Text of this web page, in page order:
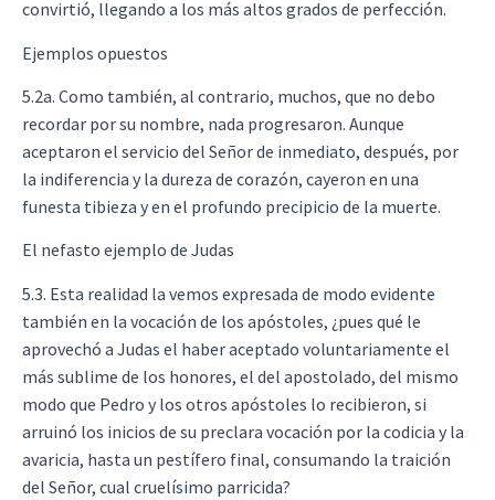
convirtió, llegando a los más altos grados de perfección.
Ejemplos opuestos
5.2a. Como también, al contrario, muchos, que no debo
recordar por su nombre, nada progresaron. Aunque
aceptaron el servicio del Señor de inmediato, después, por
la indiferencia y la dureza de corazón, cayeron en una
funesta tibieza y en el profundo precipicio de la muerte.
El nefasto ejemplo de Judas
5.3. Esta realidad la vemos expresada de modo evidente
también en la vocación de los apóstoles, ¿pues qué le
aprovechó a Judas el haber aceptado voluntariamente el
más sublime de los honores, el del apostolado, del mismo
modo que Pedro y los otros apóstoles lo recibieron, si
arruinó los inicios de su preclara vocación por la codicia y la
avaricia, hasta un pestífero final, consumando la traición
del Señor, cual cruelísimo parricida?